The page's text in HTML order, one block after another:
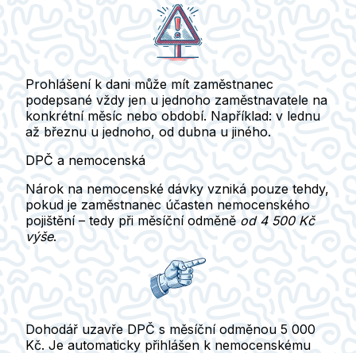
Prohlášení k dani může mít zaměstnanec
podepsané vždy jen u jednoho zaměstnavatele na
konkrétní měsíc nebo období. Například: v lednu
až březnu u jednoho, od dubna u jiného.
DPČ a nemocenská
Nárok na nemocenské dávky vzniká pouze tehdy,
pokud je zaměstnanec účasten nemocenského
pojištění– tedy při měsíční odměně od 4 500 Kč
výše.
Dohodář uzavře DPČ s měsíční odměnou 5 000
Kč. Je automaticky přihlášen k nemocenskému